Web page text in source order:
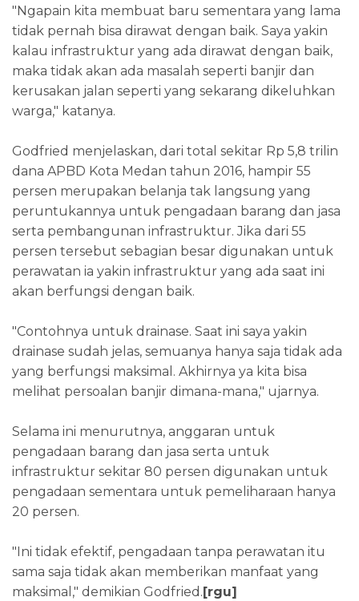
"Ngapain kita membuat baru sementara yang lama
tidak pernah bisa dirawat dengan baik. Saya yakin
kalau infrastruktur yang ada dirawat dengan baik,
maka tidak akan ada masalah seperti banjir dan
kerusakan jalan seperti yang sekarang dikeluhkan
warga," katanya.
Godfried menjelaskan, dari total sekitar Rp 5,8 trilin
dana APBD Kota Medan tahun 2016, hampir 55
persen merupakan belanja tak langsung yang
peruntukannya untuk pengadaan barang dan jasa
serta pembangunan infrastruktur. Jika dari 55
persen tersebut sebagian besar digunakan untuk
perawatan ia yakin infrastruktur yang ada saat ini
akan berfungsi dengan baik.
"Contohnya untuk drainase. Saat ini saya yakin
drainase sudah jelas, semuanya hanya saja tidak ada
yang berfungsi maksimal. Akhirnya ya kita bisa
melihat persoalan banjir dimana-mana," ujarnya.
Selama ini menurutnya, anggaran untuk
pengadaan barang dan jasa serta untuk
infrastruktur sekitar 80 persen digunakan untuk
pengadaan sementara untuk pemeliharaan hanya
20 persen.
"Ini tidak efektif, pengadaan tanpa perawatan itu
sama saja tidak akan memberikan manfaat yang
maksimal," demikian Godfried. [rgu]